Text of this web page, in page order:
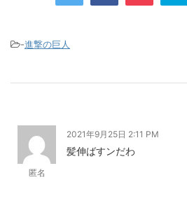
-進撃の巨人
匿名
2021年9月25日 2:11 PM
髪伸ばすンだわ